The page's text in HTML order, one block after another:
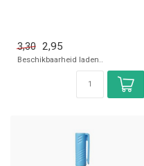
3,30 2,95
Beschikbaarheid laden..